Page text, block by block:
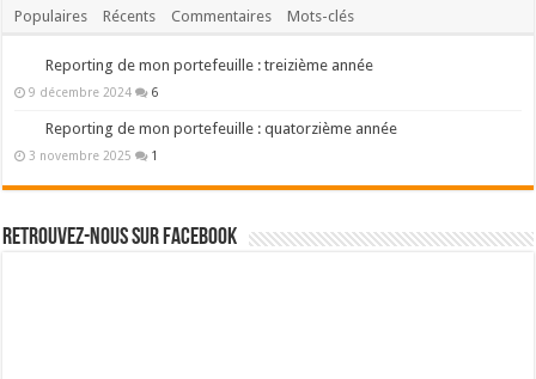
Populaires Récents Commentaires Mots-clés
Reporting de mon portefeuille : treizième année
9 décembre 2024 6
Reporting de mon portefeuille : quatorzième année
3 novembre 2025 1
Retrouvez-nous sur Facebook